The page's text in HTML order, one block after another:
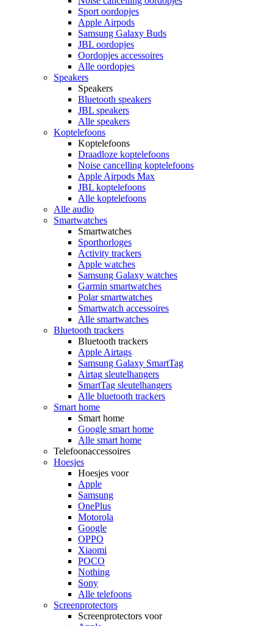
Sport oordopjes
Apple Airpods
Samsung Galaxy Buds
JBL oordopjes
Oordopjes accessoires
Alle oordopjes
Speakers
Speakers
Bluetooth speakers
JBL speakers
Alle speakers
Koptelefoons
Koptelefoons
Draadloze koptelefoons
Noise cancelling koptelefoons
Apple Airpods Max
JBL koptelefoons
Alle koptelefoons
Alle audio
Smartwatches
Smartwatches
Sporthorloges
Activity trackers
Apple watches
Samsung Galaxy watches
Garmin smartwatches
Polar smartwatches
Smartwatch accessoires
Alle smartwatches
Bluetooth trackers
Bluetooth trackers
Apple Airtags
Samsung Galaxy SmartTag
Airtag sleutelhangers
SmartTag sleutelhangers
Alle bluetooth trackers
Smart home
Smart home
Google smart home
Alle smart home
Telefoonaccessoires
Hoesjes
Hoesjes voor
Apple
Samsung
OnePlus
Motorola
Google
OPPO
Xiaomi
POCO
Nothing
Sony
Alle telefoons
Screenprotectors
Screenprotectors voor